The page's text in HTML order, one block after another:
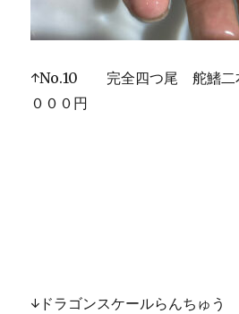
↑No.10 完全四つ尾 舵鰭
０００円
↓ドラゴンスケールらんちゅ